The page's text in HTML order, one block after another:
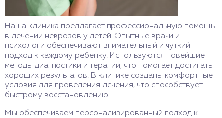
Наша клиника предлагает профессиональную помощь
в лечении неврозов у детей. Опытные врачи и
психологи обеспечивают внимательный и чуткий
подход к каждому ребенку. Используются новейшие
методы диагностики и терапии, что помогает достигать
хороших результатов. В клинике созданы комфортные
условия для проведения лечения, что способствует
быстрому восстановлению.
Мы обеспечиваем персонализированный подход к